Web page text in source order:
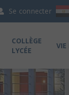
Se connecter
COLLÈGE
LYCÉE
VIE